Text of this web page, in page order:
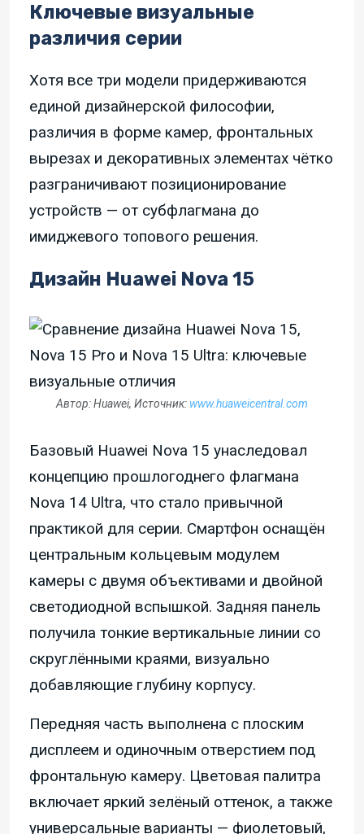
Ключевые визуальные
различия серии
Хотя все три модели придерживаются
единой дизайнерской философии,
различия в форме камер, фронтальных
вырезах и декоративных элементах чётко
разграничивают позиционирование
устройств — от субфлагмана до
имиджевого топового решения.
Дизайн Huawei Nova 15
Автор: Huawei, Источник: www.huaweicentral.com
Базовый Huawei Nova 15 унаследовал
концепцию прошлогоднего флагмана
Nova 14 Ultra, что стало привычной
практикой для серии. Смартфон оснащён
центральным кольцевым модулем
камеры с двумя объективами и двойной
светодиодной вспышкой. Задняя панель
получила тонкие вертикальные линии со
скруглёнными краями, визуально
добавляющие глубину корпусу.
Передняя часть выполнена с плоским
дисплеем и одиночным отверстием под
фронтальную камеру. Цветовая палитра
включает яркий зелёный оттенок, а также
универсальные варианты — фиолетовый,